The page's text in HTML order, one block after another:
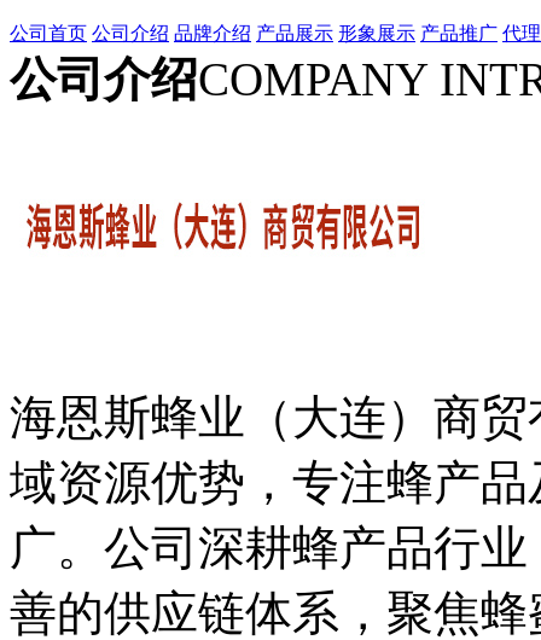
公司首页 公司介绍 品牌介绍 产品展示 形象展示 产品推广 代
公司介绍COMPANY
海恩斯蜂业（大连）商
域资源优势，专注蜂产
广。公司深耕蜂产品行
善的供应链体系，聚焦